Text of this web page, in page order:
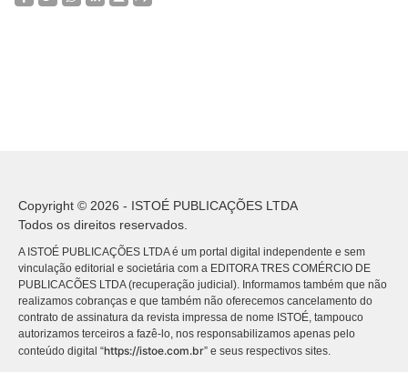
Copyright © 2026 - ISTOÉ PUBLICAÇÕES LTDA
Todos os direitos reservados.
A ISTOÉ PUBLICAÇÕES LTDA é um portal digital independente e sem
vinculação editorial e societária com a EDITORA TRES COMÉRCIO DE
PUBLICACÕES LTDA (recuperação judicial). Informamos também que não
realizamos cobranças e que também não oferecemos cancelamento do
contrato de assinatura da revista impressa de nome ISTOÉ, tampouco
autorizamos terceiros a fazê-lo, nos responsabilizamos apenas pelo
conteúdo digital “https://istoe.com.br” e seus respectivos sites.